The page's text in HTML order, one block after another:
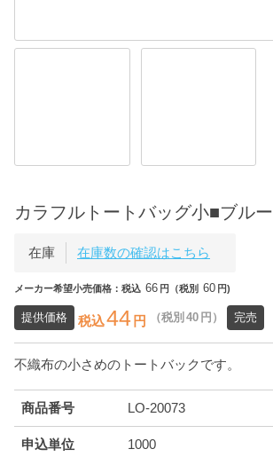
カラフルトートバッグ小■ブルー
在庫 在庫数の確認はこちら
メーカー希望小売価格：税込 66 円（税別 60 円)
提供価格 税込44 円 （税別 40 円） 完売
不織布の小さめのトートバックです。
商品番号 LO-20073
申込単位 1000